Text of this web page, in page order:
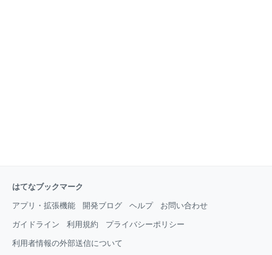
はてなブックマーク
アプリ・拡張機能 開発ブログ ヘルプ お問い合わせ
ガイドライン 利用規約 プライバシーポリシー
利用者情報の外部送信について